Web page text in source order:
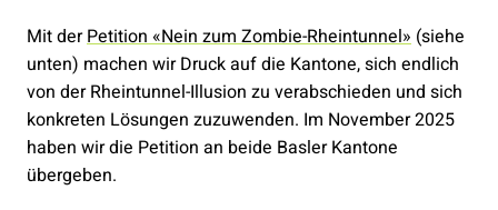
Mit derPetition «Nein zum Zombie-Rheintunnel» (siehe
unten) machen wir Druck auf die Kantone, sich endlich
von der Rheintunnel-Illusion zu verabschieden und sich
konkreten Lösungen zuzuwenden. Im November 2025
haben wir die Petition an beide Basler Kantone
übergeben.